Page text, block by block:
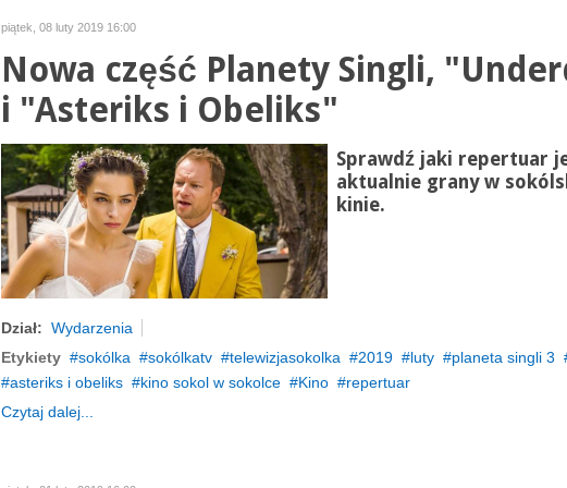
piątek, 08 luty 2019 16:00
Nowa część Planety Singli,
i "Asteriks i Obeliks"
Sprawdź jaki repertuar
aktualnie grany w
kinie.
Dział: Wydarzenia
Etykiety
sokólka sokólkatv telewizjasokolka 2019 luty planeta singli 3
asteriks i obeliks
kino sokol w sokolce Kino
repertuar
Czytaj dalej...